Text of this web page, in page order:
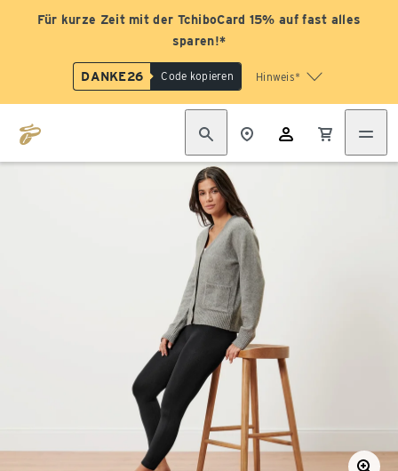
Für kurze Zeit mit der TchiboCard 15% auf fast alles
sparen!*
DANKE26 Code kopieren Hinweis*